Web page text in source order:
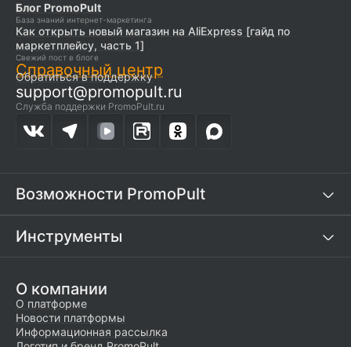
Блог PromoPult
База знаний интернет-маркетинга
Как открыть новый магазин на AliExpress [гайд по
маркетплейсу, часть 1]
Свежий пост в блоге
Справочный центр
Обратиться в поддержку
support@promopult.ru
Служба поддержки PromoPult.ru
Возможности PromoPult
Инструменты
О компании
О платформе
Новости платформы
Информационная рассылка